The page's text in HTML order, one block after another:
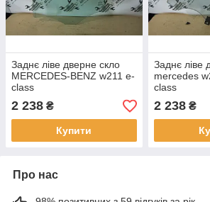
Заднє ліве дверне скло
MERCEDES-BENZ w211 e-
class
2 238 ₴
Купити
Заднє ліве
mercedes
class
2 238₴
Про нас